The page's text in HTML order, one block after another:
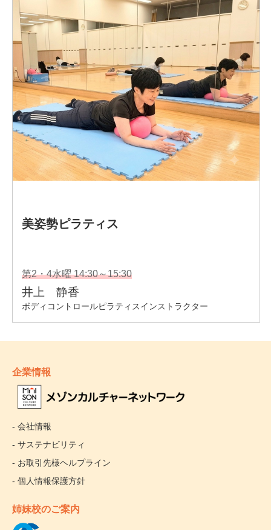
企業情報
- 会社情報
- サステナビリティ
- お取引先様ヘルプライン
- 個人情報保護方針
姉妹校のご案内